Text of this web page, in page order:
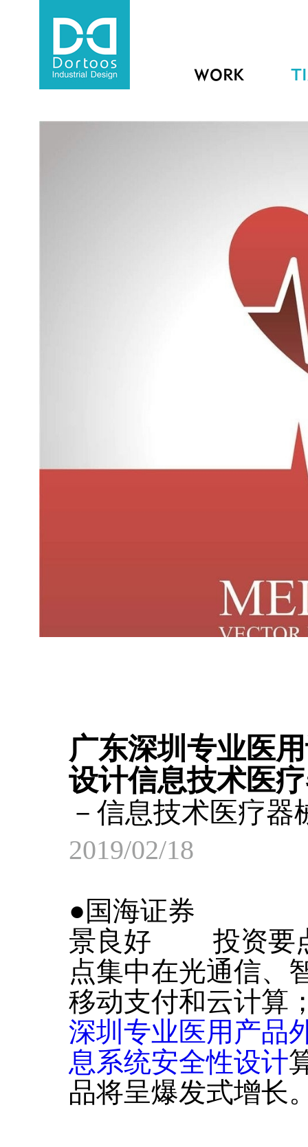
WORK
广东深圳专业医
设计信息技术医
－信息技术医疗器
2019/02/18
●国海证券 信
景良好 投资要点
点集中在光通信、
移动支付和云计算
深圳专业医用产品
息系统安全性设计
品将呈爆发式增长